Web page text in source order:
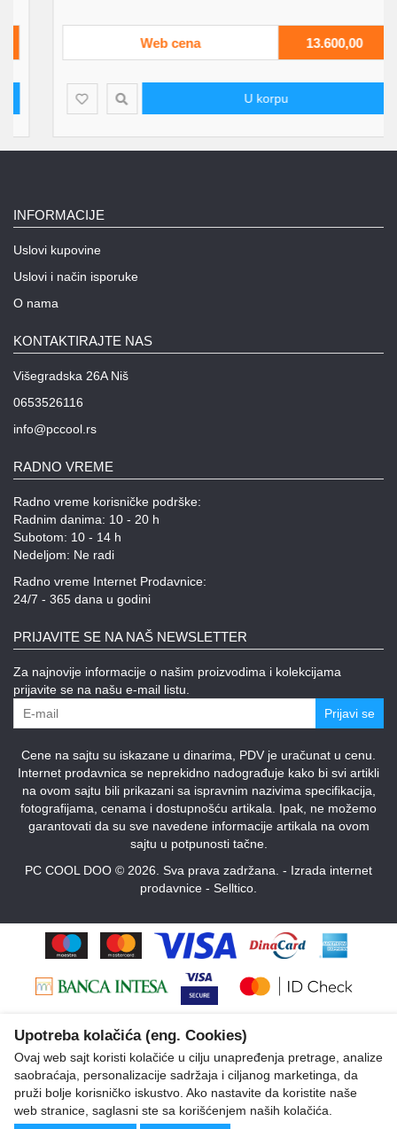
Web cena 13.600,00
U korpu
INFORMACIJE
Uslovi kupovine
Uslovi i način isporuke
O nama
KONTAKTIRAJTE NAS
Višegradska 26A Niš
0653526116
info@pccool.rs
RADNO VREME
Radno vreme korisničke podrške:
Radnim danima: 10 - 20 h
Subotom: 10 - 14 h
Nedeljom: Ne radi
Radno vreme Internet Prodavnice:
24/7 - 365 dana u godini
PRIJAVITE SE NA NAŠ NEWSLETTER
Za najnovije informacije o našim proizvodima i kolekcijama
prijavite se na našu e-mail listu.
Prijavi se
Cene na sajtu su iskazane u dinarima, PDV je uračunat u cenu.
Internet prodavnica se neprekidno nadograđuje kako bi svi artikli
na ovom sajtu bili prikazani sa ispravnim nazivima specifikacija,
fotografijama, cenama i dostupnošću artikala. Ipak, ne možemo
garantovati da su sve navedene informacije artikala na ovom
sajtu u potpunosti tačne.
PC COOL DOO © 2026. Sva prava zadržana. - Izrada internet
prodavnice - Selltico.
Upotreba kolačića (eng. Cookies)
Ovaj web sajt koristi kolačiće u cilju unapređenja pretrage, analize
saobraćaja, personalizacije sadržaja i ciljanog marketinga, da
pruži bolje korisničko iskustvo. Ako nastavite da koristite naše
web stranice, saglasni ste sa korišćenjem naših kolačića.